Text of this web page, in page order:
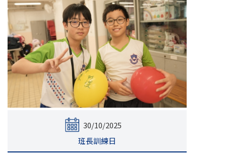
30/10/2025
班長訓練日